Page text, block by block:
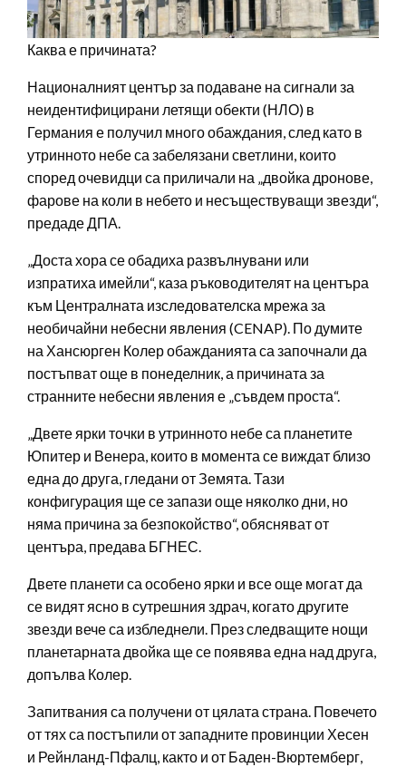
Каква е причината?
Националният център за подаване на сигнали за
неидентифицирани летящи обекти (НЛО) в
Германия е получил много обаждания, след като в
утринното небе са забелязани светлини, които
според очевидци са приличали на „двойка дронове,
фарове на коли в небето и несъществуващи звезди“,
предаде ДПА.
„Доста хора се обадиха развълнувани или
изпратиха имейли“, каза ръководителят на центъра
към Централната изследователска мрежа за
необичайни небесни явления (CENAP). По думите
на Хансюрген Колер обажданията са започнали да
постъпват още в понеделник, а причината за
странните небесни явления е „съвдем проста“.
„Двете ярки точки в утринното небе са планетите
Юпитер и Венера, които в момента се виждат близо
една до друга, гледани от Земята. Тази
конфигурация ще се запази още няколко дни, но
няма причина за безпокойство“, обясняват от
центъра, предава БГНЕС.
Двете планети са особено ярки и все още могат да
се видят ясно в сутрешния здрач, когато другите
звезди вече са избледнели. През следващите нощи
планетарната двойка ще се появява една над друга,
допълва Колер.
Запитвания са получени от цялата страна. Повечето
от тях са постъпили от западните провинции Хесен
и Рейнланд-Пфалц, както и от Баден-Вюртемберг,